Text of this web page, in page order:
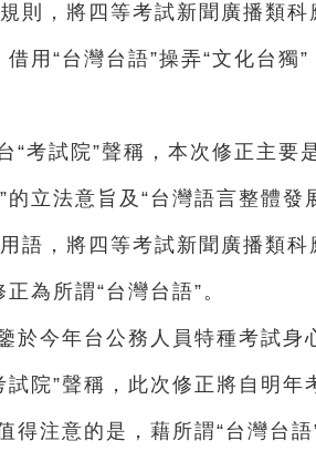
則，將四等考試新聞廣播類
借用“台灣台語”操弄“文化台
“考試院”聲稱，本次修正主要
的立法意旨及“台灣語言整體
語，將四等考試新聞廣播類
正為所謂“台灣台語”。
於今年台公務人員特種考試
試院”聲稱，此次修正將自明年
得注意的是，藉所謂“台灣台